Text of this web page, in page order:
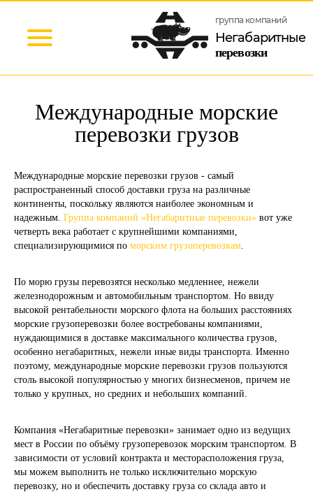
группа компаний
Негабаритные
перевозки
Международные морские
перевозки грузов
Международные морские перевозки грузов - самый
распространенный способ доставки груза на различные
континенты, поскольку являются наиболее экономным и
надежным. Группа компаний «Негабаритные перевозки» вот уже
четверть века работает с крупнейшими компаниями,
специализирующимися по морским грузоперевозкам.
По морю грузы перевозятся несколько медленнее, нежели
железнодорожным и автомобильным транспортом. Но ввиду
высокой рентабельности морского флота на больших расстояниях
морские грузоперевозки более востребованы компаниями,
нуждающимися в доставке максимального количества грузов,
особенно негабаритных, нежели иные виды транспорта. Именно
поэтому, международные морские перевозки грузов пользуются
столь высокой популярностью у многих бизнесменов, причем не
только у крупных, но средних и небольших компаний.
Компания «Негабаритные перевозки» занимает одно из ведущих
мест в России по объёму грузоперевозок морским транспортом. В
зависимости от условий контракта и месторасположения груза,
мы можем выполнить не только исключительно морскую
перевозку, но и обеспечить доставку груза со склада авто и